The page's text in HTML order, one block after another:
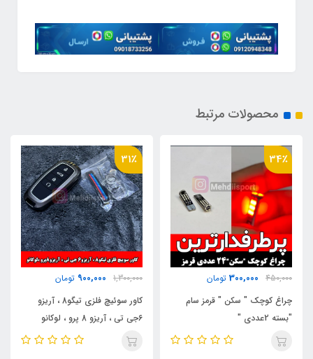
محصولات مرتبط
34٪
450,000
300,000 تومان
چراغ کوچک " سکن " قرمز سام
"بسته 2عددی "
31٪
1,300,000
900,000 تومان
کاور سوئیچ فلزی تیگو8 ، آریزو
6جی تی ، آریزو 8 پرو ، لوکانو